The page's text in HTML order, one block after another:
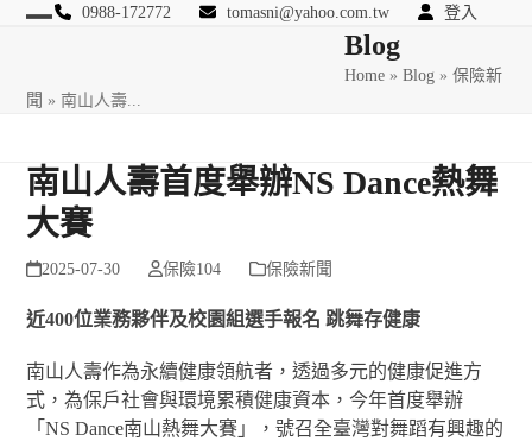
Skip
0988-172772 tomasni@yahoo.com.tw 登入
匯豐國際風險管理顧問Blog
Home »Blog »保險新
聞 » 南山人壽...
南山人壽首度舉辦NS Dance熱舞
大賽
2025-07-30 保險104 保險新聞
近400位業務夥伴及校園組選手報名 跳舞存健康
南山人壽作為永續健康領航者，透過多元的健康促進方
式，為保戶社會與環境累積健康資本，今年首度舉辦
「NS Dance南山熱舞大賽」，號召全臺灣對舞蹈有興趣的